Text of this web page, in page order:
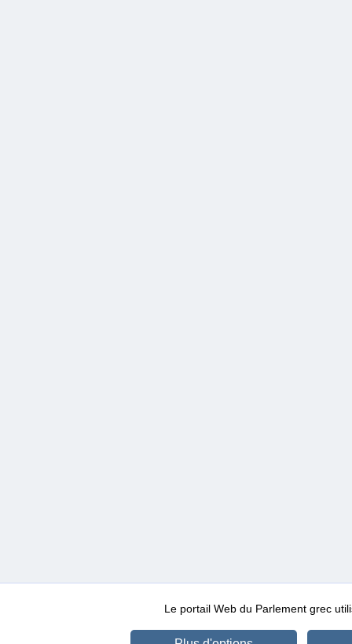
Le portail Web du Parlement grec